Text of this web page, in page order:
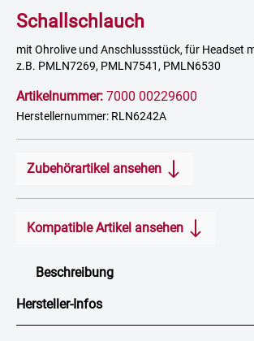
Schallschlauch
mit Ohrolive und Anschlussstück, für Headset
z.B. PMLN7269, PMLN7541, PMLN6530
Artikelnummer: 7000 00229600
Herstellernummer: RLN6242A
Zubehörartikel ansehen
Kompatible Artikel ansehen
Beschreibung
Hersteller-Infos